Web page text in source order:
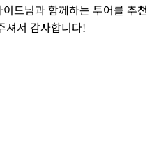
드님과 함께하는 투어를 추천
셔서 감사합니다!